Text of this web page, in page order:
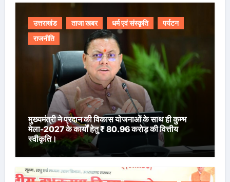
उत्तराखंड ताजा खबर धर्म एवं संस्कृति
पर्यटन
राजनीति
मुख्यमंत्री ने प्रदान की विकास योजनाओं के साथ ही कुम्भ
मेला-2027 के कार्यों हेतु ₹ 80.96 करोड़ की वित्तीय
स्वीकृति।